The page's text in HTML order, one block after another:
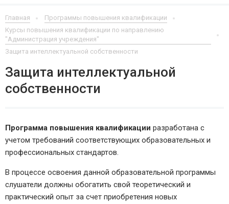
Главная
Программы повышения квалификации
Курсы повышения квалификации по направлению
"Администрация учреждения"
Защита интеллектуальной собственности
Защита интеллектуальной
собственности
Программа повышения квалификации разработана с
учетом требований соответствующих образовательных и
профессиональных стандартов.
В процессе освоения данной образовательной программы
слушатели должны обогатить свой теоретический и
практический опыт за счет приобретения новых